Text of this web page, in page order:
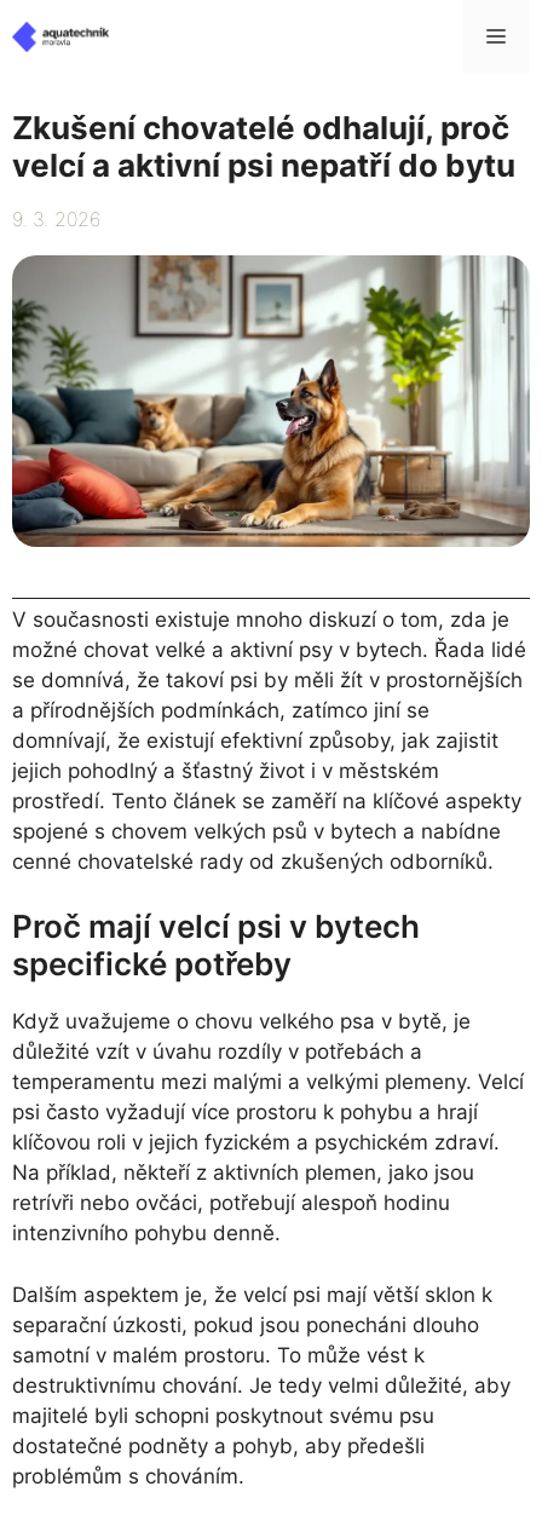
na
Zkušení chovatelé odhalují, proč
velcí a aktivní psi nepatří do bytu
9. 3. 2026
V současnosti existuje mnoho diskuzí o tom, zda je
možné chovat velké a aktivní psy v bytech. Řada lidé
se domnívá, že takoví psi by měli žít v prostornějších
a přírodnějších podmínkách, zatímco jiní se
domnívají, že existují efektivní způsoby, jak zajistit
jejich pohodlný a šťastný život i v městském
prostředí. Tento článek se zaměří na klíčové aspekty
spojené s chovem velkých psů v bytech a nabídne
cenné chovatelské rady od zkušených odborníků.
Proč mají velcí psi v bytech
specifické potřeby
Když uvažujeme o chovu velkého psa v bytě, je
důležité vzít v úvahu rozdíly v potřebách a
temperamentu mezi malými a velkými plemeny. Velcí
psi často vyžadují více prostoru k pohybu a hrají
klíčovou roli v jejich fyzickém a psychickém zdraví.
Na příklad, někteří z aktivních plemen, jako jsou
retrívři nebo ovčáci, potřebují alespoň hodinu
intenzivního pohybu denně.
Dalším aspektem je, že velcí psi mají větší sklon k
separační úzkosti, pokud jsou ponecháni dlouho
samotní v malém prostoru. To může vést k
destruktivnímu chování. Je tedy velmi důležité, aby
majitelé byli schopni poskytnout svému psu
dostatečné podněty a pohyb, aby předešli
problémům s chováním.